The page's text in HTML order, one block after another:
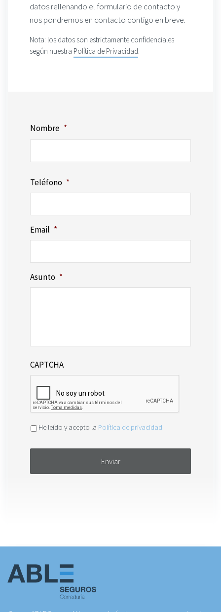
datos rellenando el formulario de contacto y
nos pondremos en contacto contigo en breve.
Nota: los datos son estrictamente confidenciales
según nuestra Política de Privacidad.
Nombre *
Teléfono *
Email *
Asunto *
CAPTCHA
Aceptar
de
He leído y acepto la Política de privacidad